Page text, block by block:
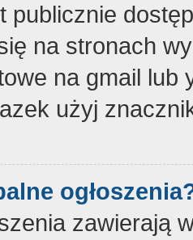
publicznie
na stronach
na gmail lub
użyj
zawierają